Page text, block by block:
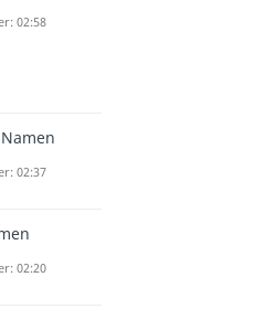
02:58
02:37
02:20